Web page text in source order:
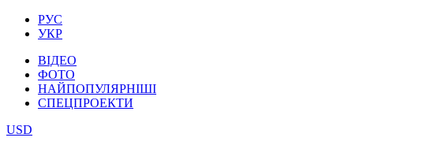
РУС
УКР
ВІДЕО
ФОТО
НАЙПОПУЛЯРНІШІ
СПЕЦПРОЕКТИ
USD